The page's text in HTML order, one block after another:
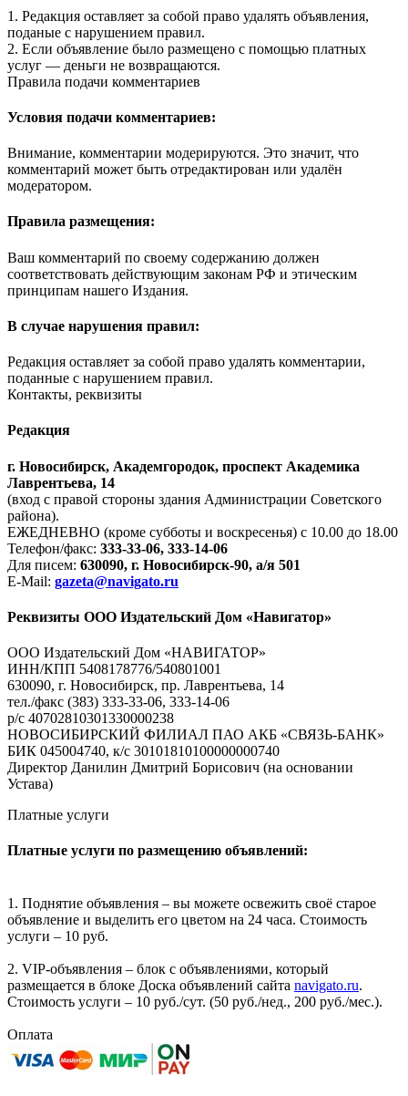
1. Редакция оставляет за собой право удалять объявления,
поданые с нарушением правил.
2. Если объявление было размещено с помощью платных
услуг — деньги не возвращаются.
Правила подачи комментариев
Условия подачи комментариев:
Внимание, комментарии модерируются. Это значит, что
комментарий может быть отредактирован или удалён
модератором.
Правила размещения:
Ваш комментарий по своему содержанию должен
соответствовать действующим законам РФ и этическим
принципам нашего Издания.
В случае нарушения правил:
Редакция оставляет за собой право удалять комментарии,
поданные с нарушением правил.
Контакты, реквизиты
Редакция
г. Новосибирск, Академгородок, проспект Академика
Лаврентьева, 14
(вход с правой стороны здания Администрации Советского
района).
ЕЖЕДНЕВНО (кроме субботы и воскресенья) с 10.00 до 18.00
Телефон/факс: 333-33-06, 333-14-06
Для писем: 630090, г. Новосибирск-90, а/я 501
E-Mail: gazeta@navigato.ru
Реквизиты ООО Издательский Дом «Навигатор»
ООО Издательский Дом «НАВИГАТОР»
ИНН/КПП 5408178776/540801001
630090, г. Новосибирск, пр. Лаврентьева, 14
тел./факс (383) 333-33-06, 333-14-06
р/с 40702810301330000238
НОВОСИБИРСКИЙ ФИЛИАЛ ПАО АКБ «СВЯЗЬ-БАНК»
БИК 045004740, к/с 30101810100000000740
Директор Данилин Дмитрий Борисович (на основании
Устава)
Платные услуги
Платные услуги по размещению объявлений:
1. Поднятие объявления – вы можете освежить своё старое
объявление и выделить его цветом на 24 часа. Стоимость
услуги – 10 руб.
2. VIP-объявления – блок с объявлениями, который
размещается в блоке Доска объявлений сайта navigato.ru.
Стоимость услуги – 10 руб./сут. (50 руб./нед., 200 руб./мес.).
Оплата